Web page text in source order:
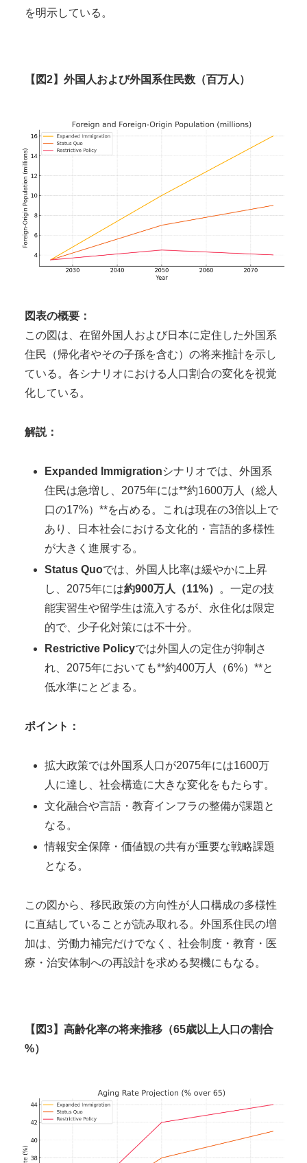
を明示している。
【図2】外国人および外国系住民数（百万人）
図表の概要：
この図は、在留外国人および日本に定住した外国系
住民（帰化者やその子孫を含む）の将来推計を示し
ている。各シナリオにおける人口割合の変化を視覚
化している。
解説：
Expanded Immigrationシナリオでは、外国系
住民は急増し、2075年には**約1600万人（総人
口の17%）**を占める。これは現在の3倍以上で
あり、日本社会における文化的・言語的多様性
が大きく進展する。
Status Quoでは、外国人比率は緩やかに上昇
し、2075年には約900万人（11%）
。一定の技
能実習生や留学生は流入するが、永住化は限定
的で、少子化対策には不十分。
Restrictive Policyでは外国人の定住が抑制さ
れ、2075年においても**約400万人（6%）**と
低水準にとどまる。
ポイント：
拡大政策では外国系人口が2075年には1600万
人に達し、社会構造に大きな変化をもたらす。
文化融合や言語・教育インフラの整備が課題と
なる。
情報安全保障・価値観の共有が重要な戦略課題
となる。
この図から、移民政策の方向性が人口構成の多様性
に直結していることが読み取れる。外国系住民の増
加は、労働力補完だけでなく、社会制度・教育・医
療・治安体制への再設計を求める契機にもなる。
【図3】高齢化率の将来推移（65歳以上人口の割合
%）